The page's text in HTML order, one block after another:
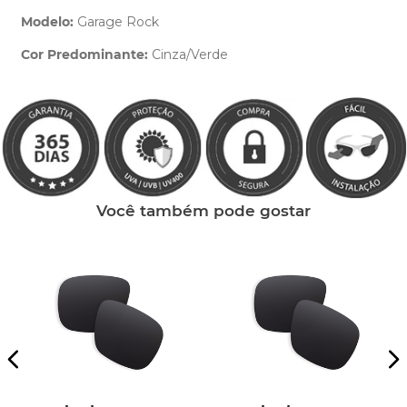
Modelo: Garage Rock
Cor Predominante: Cinza/Verde
Você também pode gostar